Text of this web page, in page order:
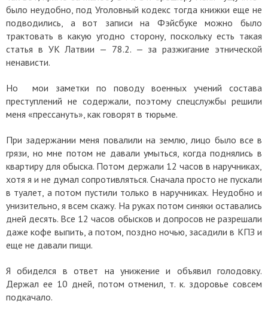
было неудобно, под Уголовный кодекс тогда книжки еще не
подводились, а вот записи на Фэйсбуке можно было
трактовать в какую угодно сторону, поскольку есть такая
статья в УК Латвии — 78.2. — за разжигание этнической
ненависти.
Но мои заметки по поводу военных учений состава
преступлений не содержали, поэтому спецслужбы решили
меня «прессануть», как говорят в тюрьме.
При задержании меня повалили на землю, лицо было все в
грязи, но мне потом не давали умыться, когда поднялись в
квартиру для обыска. Потом держали 12 часов в наручниках,
хотя я и не думал сопротивляться. Сначала просто не пускали
в туалет, а потом пустили только в наручниках. Неудобно и
унизительно, я всем скажу. На руках потом синяки оставались
дней десять. Все 12 часов обысков и допросов не разрешали
даже кофе выпить, а потом, поздно ночью, засадили в КПЗ и
еще не давали пищи.
Я обиделся в ответ на унижение и объявил голодовку.
Держал ее 10 дней, потом отменил, т. к. здоровье совсем
подкачало.